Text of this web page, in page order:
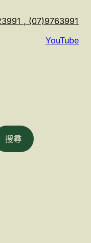
, (07)9763991
YouTube
搜尋